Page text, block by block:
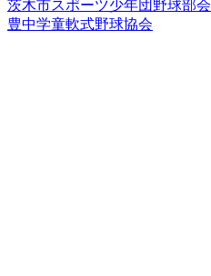
茨木市スポーツ少年団野球部会
豊中学童軟式野球協会